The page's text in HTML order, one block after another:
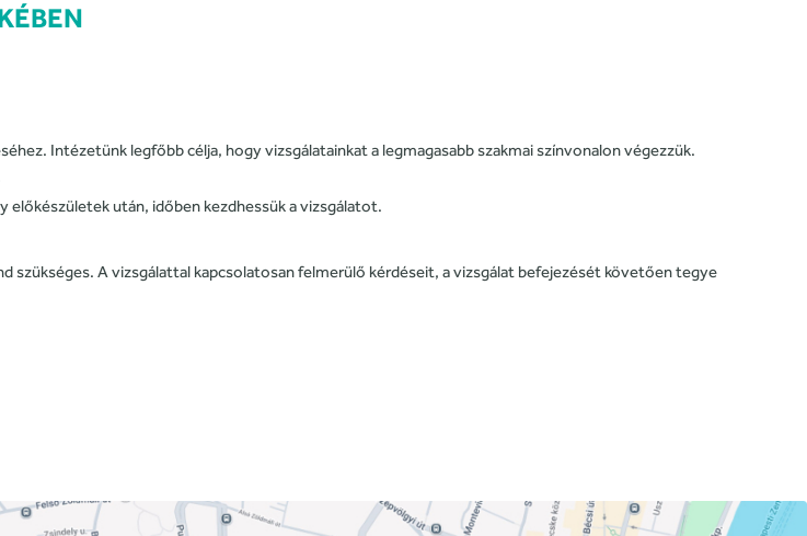
Intézetünk legfőbb célja, hogy vizsgálatainkat a legmagasabb szakmai színvonalon végezzük.
előkészületek után, időben kezdhessük a vizsgálatot.
szükséges. A vizsgálattal kapcsolatosan felmerülő kérdéseit, a vizsgálat befejezését követően tegye